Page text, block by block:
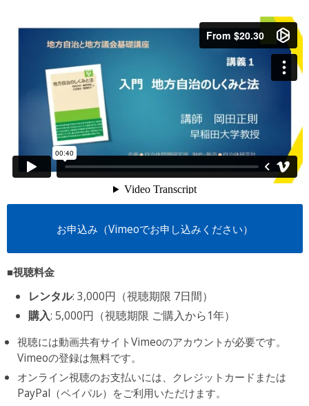
お申込み（Vimeoでお申し込みください）
■視聴料金
レンタル: 3,000円（視聴期限 7日間）
購入: 5,000円（視聴期限 ご購入から1年）
視聴には動画共有サイトVimeoのアカウントが必要です。
Vimeoの登録は無料です。
オンライン視聴のお支払いには、クレジットカードまたは
PayPal（ペイパル）をご利用いただけます。